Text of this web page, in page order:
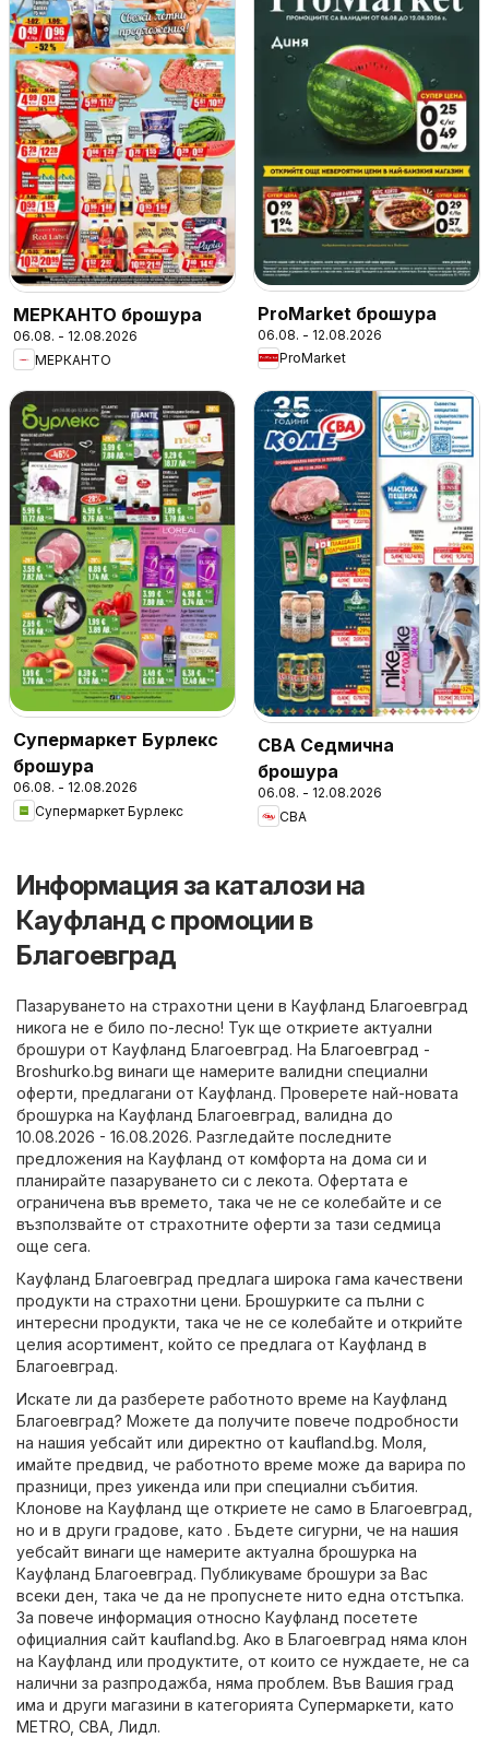
МЕРКАНТО брошура
06.08. - 12.08.2026
МЕРКАНТО
ProMarket брошура
06.08. - 12.08.2026
ProMarket
Супермаркет Бурлекс
брошура
06.08. - 12.08.2026
Супермаркет Бурлекс
CBA Седмична
брошура
06.08. - 12.08.2026
CBA
Информация за каталози на
Кауфланд с промоции в
Благоевград
Пазаруването на страхотни цени в Кауфланд Благоевград
никога не е било по-лесно! Тук ще откриете актуални
брошури от Кауфланд Благоевград. На Благоевград -
Broshurko.bg винаги ще намерите валидни специални
оферти, предлагани от Кауфланд. Проверете най-новата
брошурка на Кауфланд Благоевград, валидна до
10.08.2026 - 16.08.2026. Разгледайте последните
предложения на Кауфланд от комфорта на дома си и
планирайте пазаруването си с лекота. Офертата е
ограничена във времето, така че не се колебайте и се
възползвайте от страхотните оферти за тази седмица
още сега.
Кауфланд Благоевград предлага широка гама качествени
продукти на страхотни цени. Брошурките са пълни с
интересни продукти, така че не се колебайте и открийте
целия асортимент, който се предлага от Кауфланд в
Благоевград.
Искате ли да разберете работното време на Кауфланд
Благоевград? Можете да получите повече подробности
на нашия уебсайт или директно от kaufland.bg. Моля,
имайте предвид, че работното време може да варира по
празници, през уикенда или при специални събития.
Клонове на Кауфланд ще откриете не само в Благоевград,
но и в други градове, като . Бъдете сигурни, че на нашия
уебсайт винаги ще намерите актуална брошурка на
Кауфланд Благоевград. Публикуваме брошури за Вас
всеки ден, така че да не пропуснете нито една отстъпка.
За повече информация относно Кауфланд посетете
официалния сайт kaufland.bg. Ако в Благоевград няма клон
на Кауфланд или продуктите, от които се нуждаете, не са
налични за разпродажба, няма проблем. Във Вашия град
има и други магазини в категорията Супермаркети , като
METRO CBA Лидл.